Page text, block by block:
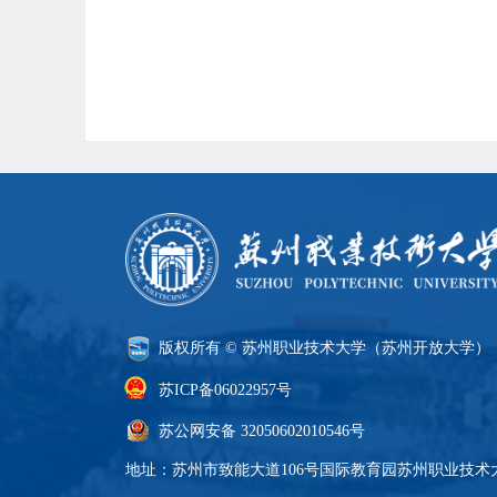
版权所有 © 苏州职业技术大学（苏州开放大学）
苏ICP备06022957号
苏公网安备 32050602010546号
地址：苏州市致能大道106号国际教育园苏州职业技术